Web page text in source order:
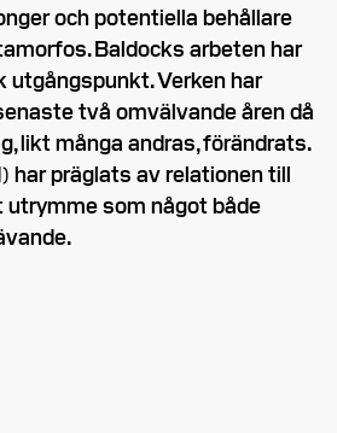
och potentiella behållare
Baldocks arbeten har
Verken har
två omvälvande åren då
likt många andras, förändrats.
har präglats av relationen till
utrymme som något både